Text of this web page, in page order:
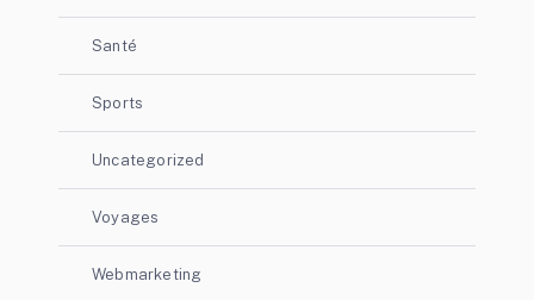
Santé
Sports
Uncategorized
Voyages
Webmarketing